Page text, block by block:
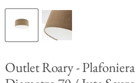
Outlet Roary -